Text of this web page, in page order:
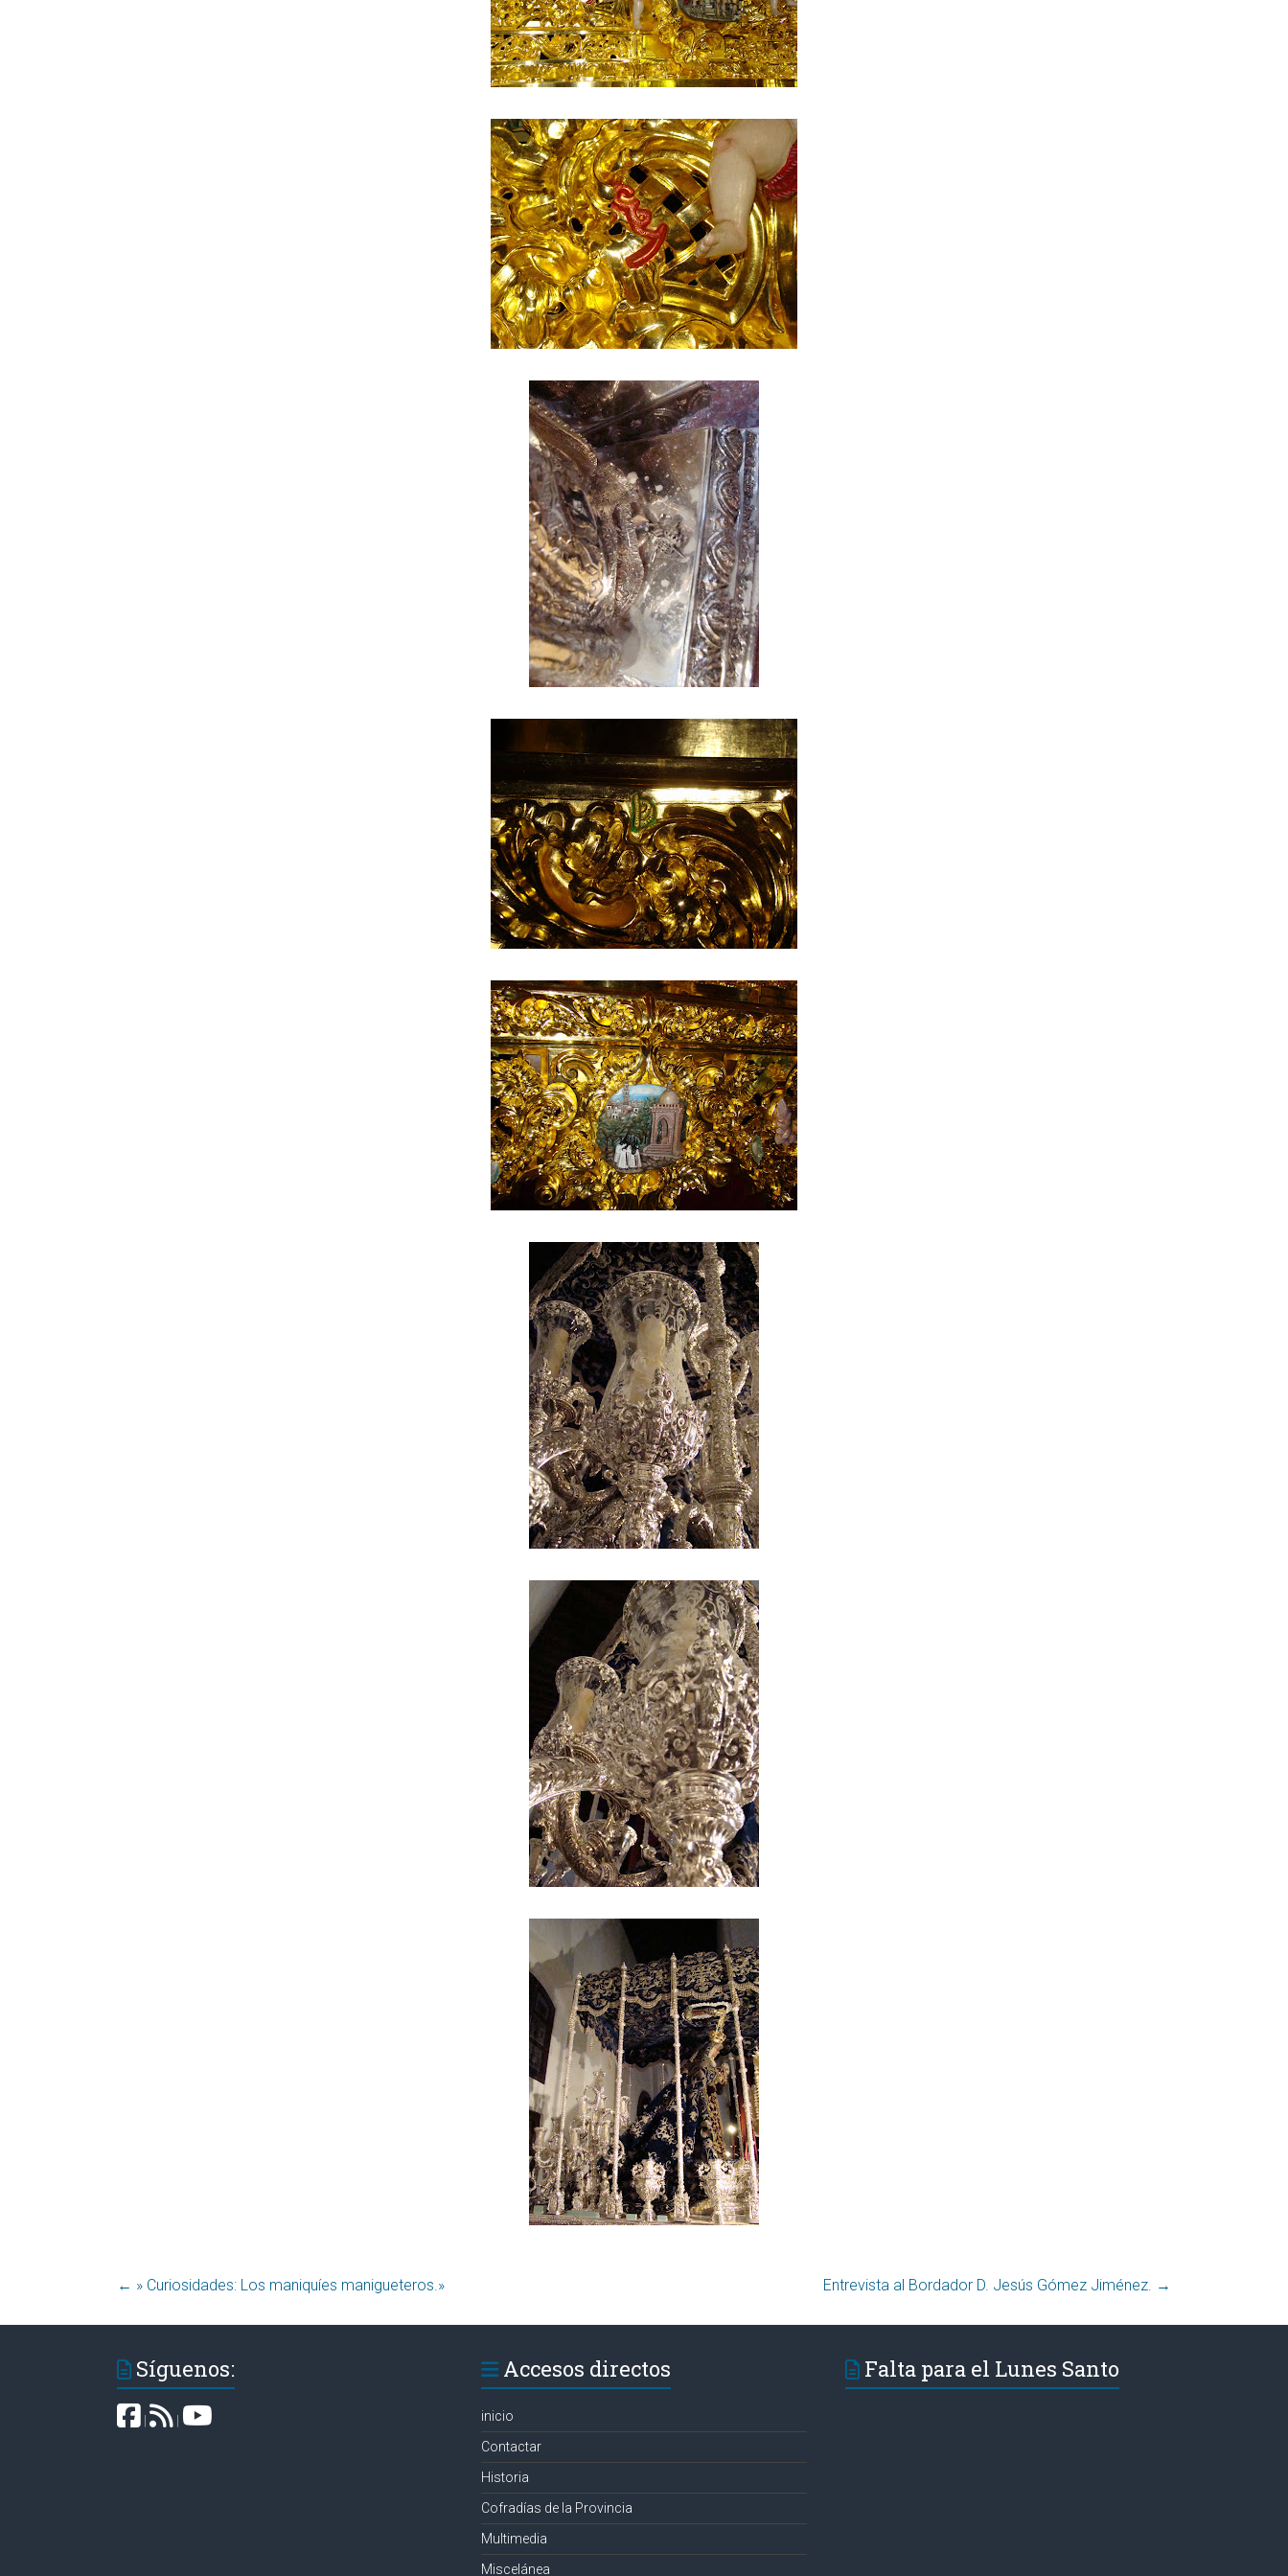
← Entrevista al Bordador D. Jesús Gómez Jiménez. →
Síguenos: Accesos directos
inicio
Contactar
Historia
Cofradías de la Provincia
Multimedia
Miscelánea
Falta para el Lunes Santo